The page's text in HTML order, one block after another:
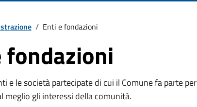
/ Enti e fondazioni
fondazioni
e le società partecipate di cui il Comune fa parte per
meglio gli interessi della comunità.